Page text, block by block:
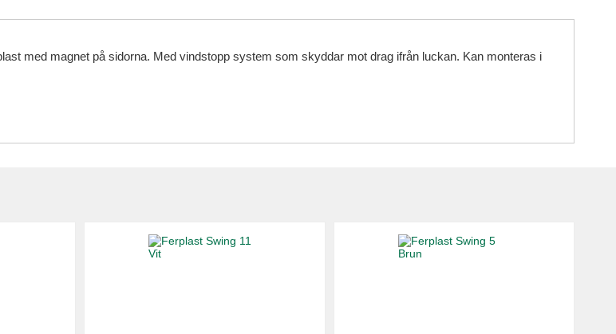
med magnet på sidorna. Med vindstopp system som skyddar mot drag ifrån luckan. Kan monteras i